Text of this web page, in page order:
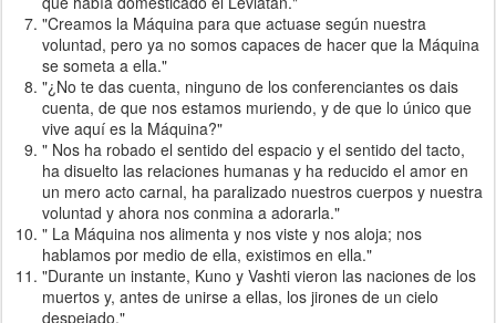
"Creamos la Máquina para que actuase según nuestra
voluntad, pero ya no somos capaces de hacer que la Máquina
se someta a ella."
"¿No te das cuenta, ninguno de los conferenciantes os dais
cuenta, de que nos estamos muriendo, y de que lo único que
vive aquí es la Máquina?"
" Nos ha robado el sentido del espacio y el sentido del tacto,
ha disuelto las relaciones humanas y ha reducido el amor en
un mero acto carnal, ha paralizado nuestros cuerpos y nuestra
voluntad y ahora nos conmina a adorarla."
" La Máquina nos alimenta y nos viste y nos aloja; nos
hablamos por medio de ella, existimos en ella."
"Durante un instante, Kuno y Vashti vieron las naciones de los
muertos y, antes de unirse a ellas, los jirones de un cielo
despejado."